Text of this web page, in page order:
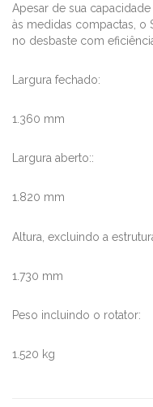
Apesar de sua
às medidas compactas, o
no desbaste com
Largura fechado:
1.360 mm
Largura aberto::
1.820 mm
Altura, excluindo a
1.730 mm
Peso incluindo o rotator:
1.520 kg